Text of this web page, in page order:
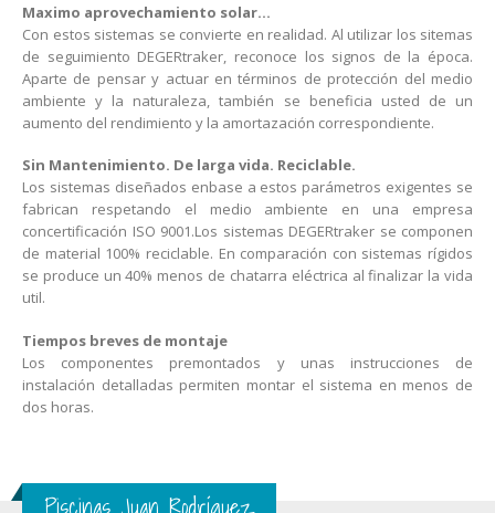
Maximo aprovechamiento solar…
Con estos sistemas se convierte en realidad. Al utilizar los sitemas
de seguimiento DEGERtraker, reconoce los signos de la época.
Aparte de pensar y actuar en términos de protección del medio
ambiente y la naturaleza, también se beneficia usted de un
aumento del rendimiento y la amortazación correspondiente.
Sin Mantenimiento. De larga vida. Reciclable.
Los sistemas diseñados enbase a estos parámetros exigentes se
fabrican respetando el medio ambiente en una empresa
concertificación ISO 9001.Los sistemas DEGERtraker se componen
de material 100% reciclable. En comparación con sistemas rígidos
se produce un 40% menos de chatarra eléctrica al finalizar la vida
util.
Tiempos breves de montaje
Los componentes premontados y unas instrucciones de
instalación detalladas permiten montar el sistema en menos de
dos horas.